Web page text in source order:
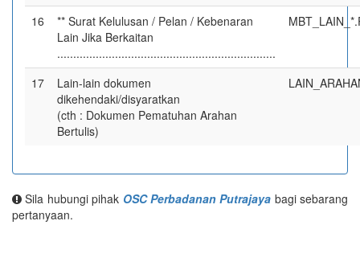
16
** Surat Kelulusan / Pelan / Kebenaran
Lain Jika Berkaitan
....................................................................
17
Lain-lain dokumen
dikehendaki/disyaratkan
(cth : Dokumen Pematuhan Arahan
Bertulis)
Sila hubungi pihak OSC Perbadanan Putrajaya bagi sebarang
pertanyaan.